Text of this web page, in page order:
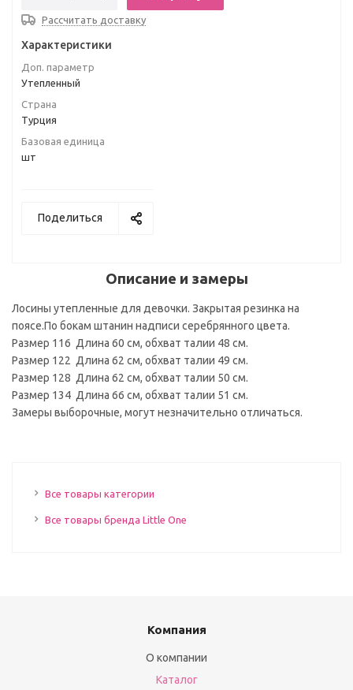
Рассчитать доставку
Характеристики
Доп. параметр
Утепленный
Страна
Турция
Базовая единица
шт
Поделиться
Описание и замеры
Лосины утепленные для девочки. Закрытая резинка на
поясе.По бокам штанин надписи серебрянного цвета.
Размер 116 Длина 60 см, обхват талии 48 см.
Размер 122 Длина 62 см, обхват талии 49 см.
Размер 128 Длина 62 см, обхват талии 50 см.
Размер 134 Длина 66 см, обхват талии 51 см.
Замеры выборочные, могут незначительно отличаться.
Все товары категории
Все товары бренда Little One
Компания
О компании
Каталог